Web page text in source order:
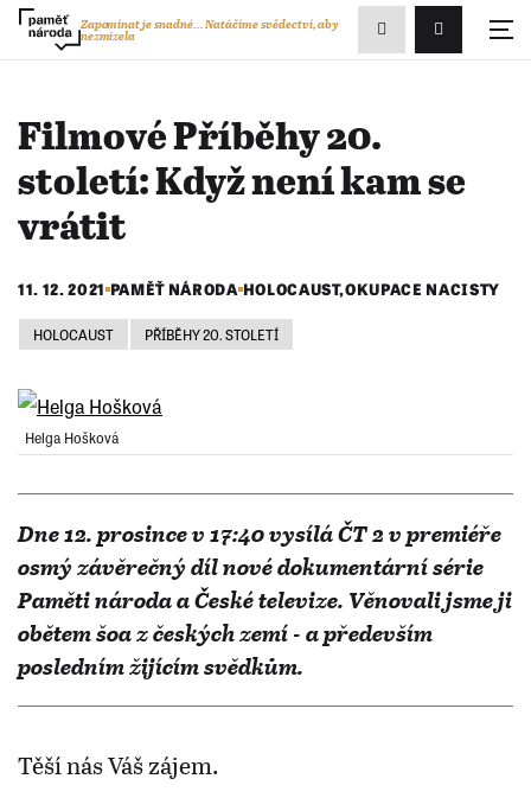
Přihlášení/
Zapomínat je snadné...Natáčíme svědectví, aby
nezmizela
Zobrazit
vyhledávání
Filmové Příběhy 20.
století: Když není kam se
vrátit
11. 12. 2021 PAMĚŤ NÁRODA HOLOCAUST,OKUPACE NACISTY
HOLOCAUST PŘÍBĚHY 20. STOLETÍ
Helga Hošková
Dne 12. prosince v 17:40 vysílá ČT 2 v premiéře
osmý závěrečný díl nové dokumentární série
Paměti národa a České televize. Věnovali jsme ji
obětem šoa z českých zemí - a především
posledním žijícím svědkům.
Těší nás Váš zájem.